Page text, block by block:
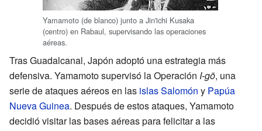
Yamamoto (de blanco) junto a Jin'ichi Kusaka
(centro) en Rabaul, supervisando las operaciones
aéreas.
Tras Guadalcanal, Japón adoptó una estrategia más
defensiva. Yamamoto supervisó la Operación I-gō, una
serie de ataques aéreos en las islas Salomón y Papúa
Nueva Guinea. Después de estos ataques, Yamamoto
decidió visitar las bases aéreas para felicitar a las